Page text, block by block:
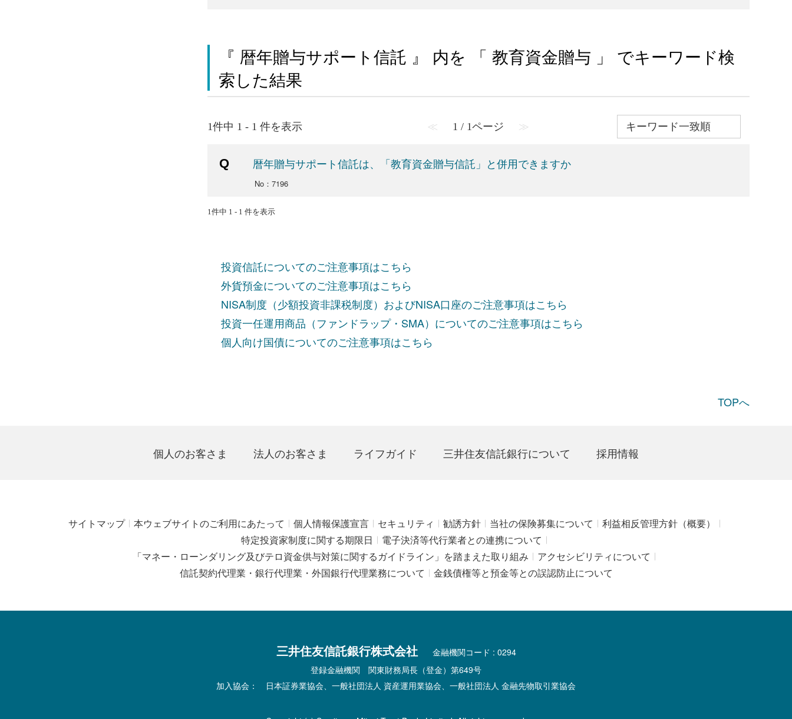
『 暦年贈与サポート信託 』 内を 「 教育資金贈与 」 でキーワード検
索した結果
1件中 1 - 1 件を表示 ≪ 1 / 1ページ ≫
暦年贈与サポート信託は、「教育資金贈与信託」と併用できますか
No：7196
1件中 1 - 1 件を表示
投資信託についてのご注意事項はこちら
外貨預金についてのご注意事項はこちら
NISA制度（少額投資非課税制度）およびNISA口座のご注意事項はこちら
投資一任運用商品（ファンドラップ・SMA）についてのご注意事項はこちら
個人向け国債についてのご注意事項はこちら
TOPへ
個人のお客さま 法人のお客さま ライフガイド 三井住友信託銀行について 採用情報
サイトマップ 本ウェブサイトのご利用にあたって 個人情報保護宣言 セキュリティ 勧誘方針 当社の保険募集について
利益相反管理方針（概要）
特定投資家制度に関する期限日
電子決済等代行業者との連携について
「マネー・ローンダリング及びテロ資金供与対策に関するガイドライン」を踏まえた取り組み
アクセシビリティについて
信託契約代理業・銀行代理業・外国銀行代理業務について
金銭債権等と預金等との誤認防止について
三井住友信託銀行株式会社
金融機関コード : 0294
登録金融機関 関東財務局長（登金）第649号
加入協会： 日本証券業協会、一般社団法人 資産運用業協会、一般社団法人 金融先物取引業協会